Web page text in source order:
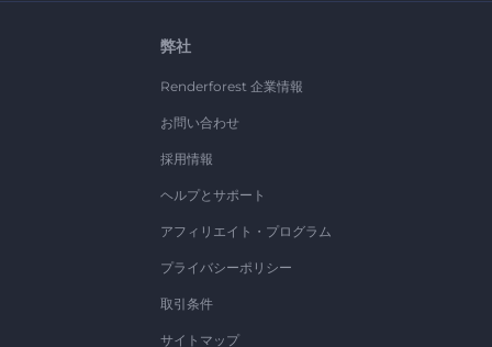
弊社
Renderforest 企業情報
お問い合わせ
採用情報
ヘルプとサポート
アフィリエイト・プログラム
プライバシーポリシー
取引条件
サイトマップ